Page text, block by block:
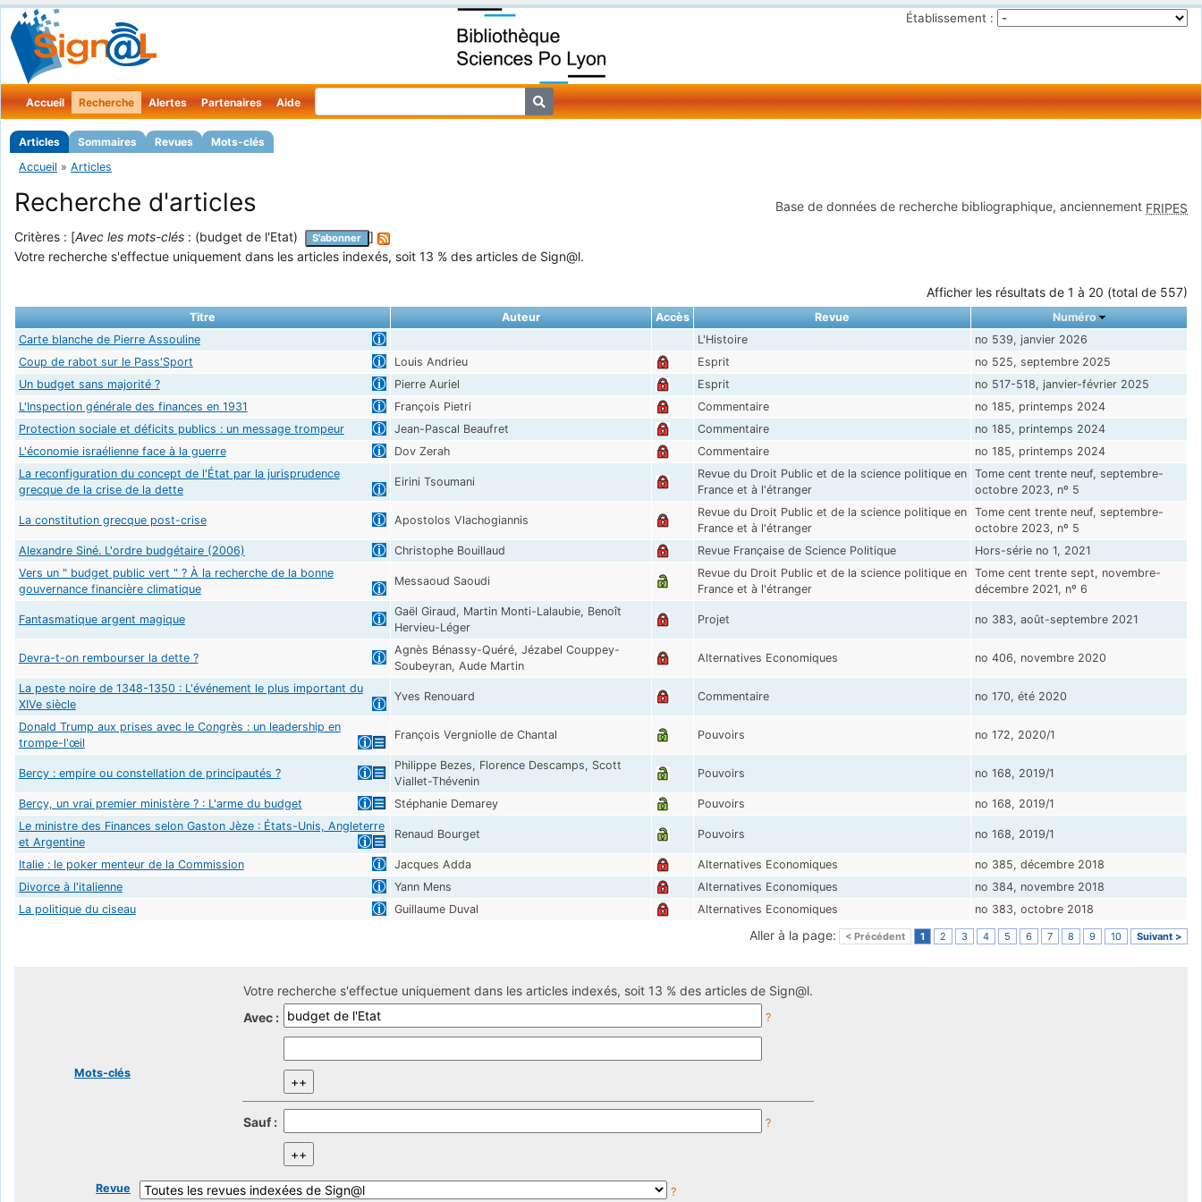
Établissement :
Accueil Recherche
Articles Sommaires Revues Mots-clés
Alertes Partenaires Aide
Accueil » Articles
Base de données de recherche bibliographique, anciennement FRIPES
Recherche d'articles
Critères : [Avec les mots-clés : (budget de l'Etat) S'abonner
]
Votre recherche s'effectue uniquement dans les articles indexés, soit 13 % des articles de Sign@l.
Afficher les résultats de 1 à 20 (total de 557)
Titre Auteur Accès Revue
Numéro
Carte blanche de Pierre Assouline
L'Histoire
no 539, janvier 2026
Coup de rabot sur le Pass'Sport
Louis Andrieu Esprit
no 525, septembre 2025
Un budget sans majorité ?
Pierre Auriel Esprit
no 517-518, janvier-février 2025
L'Inspection générale des finances en 1931
François Pietri Commentaire
no 185, printemps 2024
Protection sociale et déficits publics : un message trompeur
Jean-Pascal Beaufret Commentaire
no 185, printemps 2024
L'économie israélienne face à la guerre
Dov Zerah Commentaire
no 185, printemps 2024
La reconfiguration du concept de l'État par la jurisprudence
grecque de la crise de la dette
Eirini Tsoumani
Revue du Droit Public et de la science politique en
France et à l'étranger
Tome cent trente neuf, septembre-
octobre 2023, nº 5
La constitution grecque post-crise Apostolos Vlachogiannis
Revue du Droit Public et de la science politique en
France et à l'étranger
Tome cent trente neuf, septembre-
octobre 2023, nº 5
Alexandre Siné. L'ordre budgétaire (2006)
Christophe Bouillaud Revue Française de Science Politique
Hors-série no 1, 2021
Vers un " budget public vert " ? À la recherche de la bonne
gouvernance financière climatique
Messaoud Saoudi
Revue du Droit Public et de la science politique en
France et à l'étranger
Tome cent trente sept, novembre-
décembre 2021, nº 6
Fantasmatique argent magique
Gaël Giraud, Martin Monti-Lalaubie, Benoît
Hervieu-Léger
Projet no 383, août-septembre 2021
Devra-t-on rembourser la dette ?
Agnès Bénassy-Quéré, Jézabel Couppey-
Soubeyran, Aude Martin
Alternatives Economiques no 406, novembre 2020
La peste noire de 1348-1350 : L'événement le plus important du
XIVe siècle
Yves Renouard Commentaire no 170, été 2020
Donald Trump aux prises avec le Congrès : un leadership en
trompe-l'œil
François Vergniolle de Chantal Pouvoirs no 172, 2020/1
Bercy : empire ou constellation de principautés ?
Philippe Bezes, Florence Descamps, Scott
Viallet-Thévenin
Pouvoirs no 168, 2019/1
Bercy, un vrai premier ministère ? : L'arme du budget Stéphanie Demarey Pouvoirs
no 168, 2019/1
Le ministre des Finances selon Gaston Jèze : États-Unis, Angleterre
et Argentine
Renaud Bourget Pouvoirs no 168, 2019/1
Italie : le poker menteur de la Commission Jacques Adda Alternatives Economiques
no 385, décembre 2018
Divorce à l'italienne
Yann Mens Alternatives Economiques
no 384, novembre 2018
La politique du ciseau
Guillaume Duval Alternatives Economiques no 383, octobre 2018
Aller à la page: < Précédent 1 2 3 4 5 6 7 8 9 10 Suivant >
Mots-clés
Votre recherche s'effectue uniquement dans les articles indexés, soit 13 % des articles de Sign@l.
Avec :
?
Sauf : ?
Revue ?